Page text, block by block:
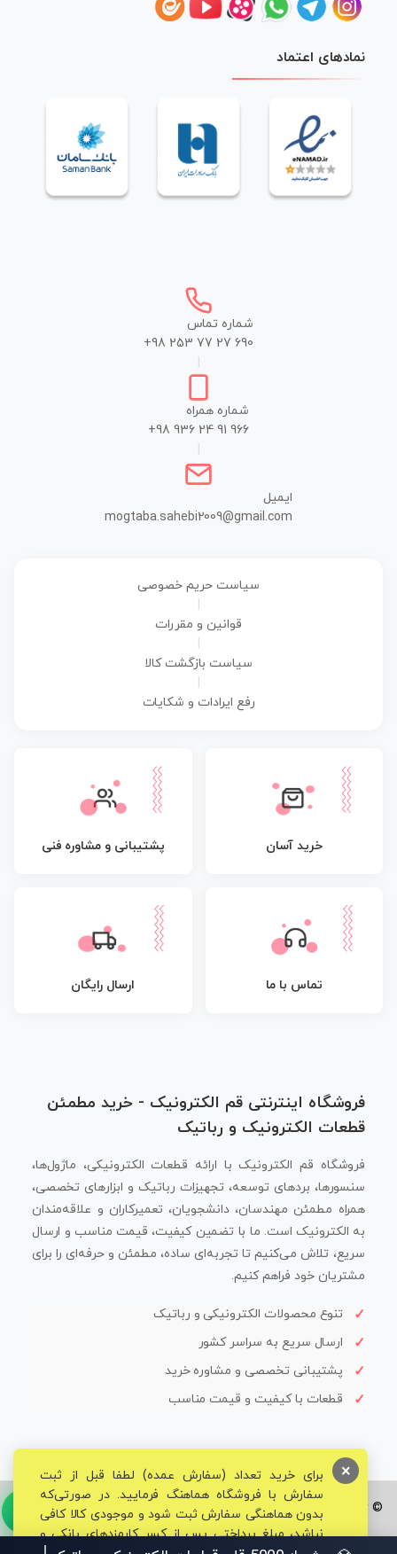
نمادهای اعتماد
شماره تماس
+98 253 77 27 690
شماره همراه
+98 936 24 91 966
ایمیل
mogtaba.sahebi2009@gmail.com
سیاست حریم خصوصی
قوانین و مقررات
سیاست بازگشت کالا
رفع ایرادات و شکایات
خرید آسان پشتیبانی و مشاوره فنی
تماس با ما ارسال رایگان
فروشگاه اینترنتی قم الکترونیک - خرید مطمئن
قطعات الکترونیک و رباتیک
فروشگاه قم الکترونیک با ارائه قطعات الکترونیکی، ماژول‌ها،
سنسورها، بردهای توسعه، تجهیزات رباتیک و ابزارهای تخصصی،
همراه مطمئن مهندسان، دانشجویان، تعمیرکاران و علاقه‌مندان
به الکترونیک است. ما با تضمین کیفیت، قیمت مناسب و ارسال
سریع، تلاش می‌کنیم تا تجربه‌ای ساده، مطمئن و حرفه‌ای را برای
مشتریان خود فراهم کنیم.
تنوع محصولات الکترونیکی و رباتیک
ارسال سریع به سراسر کشور
پشتیبانی تخصصی و مشاوره خرید
قطعات با کیفیت و قیمت مناسب
© تمامی حقوق برای فروشگاه تخصصی قم الکترونیک محفوظ می‌باشد.
برای خرید تعداد (سفارش عمده) لطفا قبل از ثبت
سفارش با فروشگاه هماهنگ فرمایید. در صورتی‌که
بدون هماهنگی سفارش ثبت شود و موجودی کالا کافی
نباشد، مبلغ پرداختی پس از کسر کارمزدهای بانکی و
×